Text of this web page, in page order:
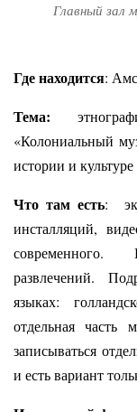
Главный зал
Где находится:
Тема:
«Колониальный
истории и
Что там есть:
инсталляций,
современного.
развлечений.
языках:
отдельная
записываться
и есть вариант